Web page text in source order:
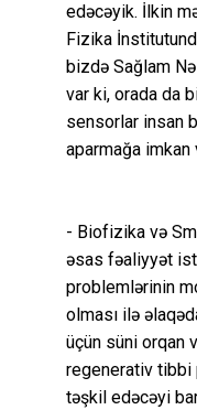
edəcəyik. İlkin
Fizika
bizdə Sağlam
var ki, orada da
sensorlar insan
aparmağa imkan
- Biofizika və
əsas fəaliyyət
problemlərinin
olması ilə
üçün süni orqan
regenerativ tibbi
təşkil edəcəyi